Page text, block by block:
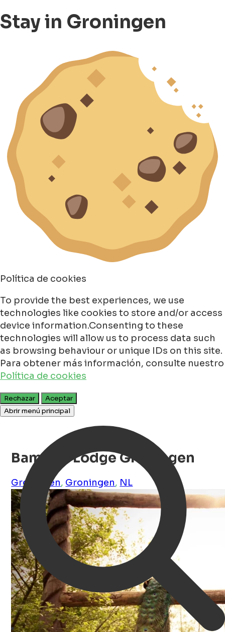
Stay in Groningen
Política de cookies
To provide the best experiences, we use
technologies like cookies to store and/or access
device information.Consenting to these
technologies will allow us to process data such
as browsing behaviour or unique IDs on this site.
Para obtener más información, consulte nuestro
Política de cookies
Rechazar
Aceptar
Abrir menú principal
Bamboo Lodge Groningen
Groningen, Groningen, NL